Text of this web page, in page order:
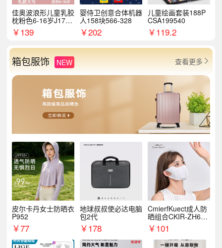
佳奥波浪形儿童乳胶
枕粉色6-16岁J17B1
2AR4
￥139
婴侍卫创意合体机器
人158块566-328
￥202
儿童绘画套装188P
CSA199540
￥119.2
箱包服饰 NEW 查看更多 
皮尔卡丹女士防晒衣
P952
￥77
地球叔叔使必达电脑
包2代
￥178
CmierfKuect成人防
晒组合CKIR-ZH632
0￥101